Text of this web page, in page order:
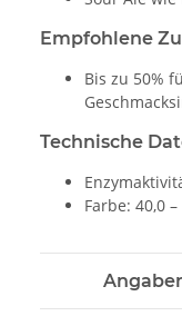
Empfohlene
Bis zu 50%
Technische
Farbe: 40,0 –